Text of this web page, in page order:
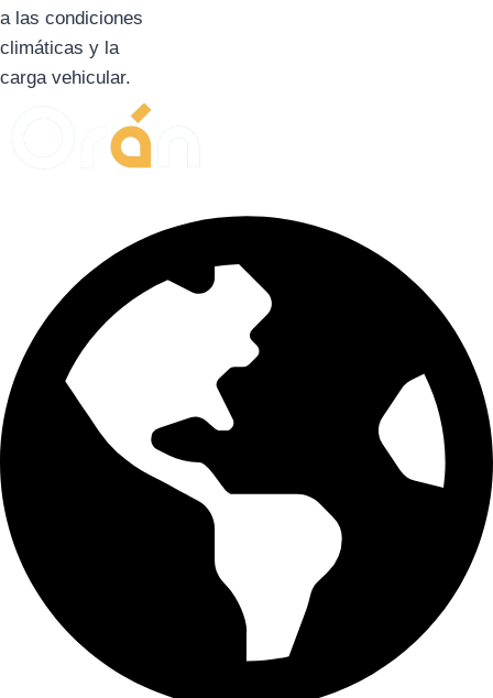
a las condiciones
climáticas y la
carga vehicular.